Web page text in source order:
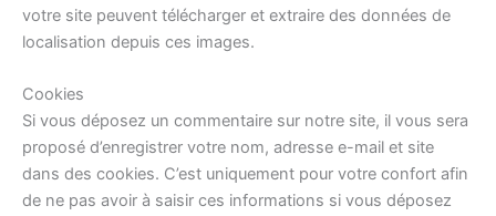
votre site peuvent télécharger et extraire des données de
localisation depuis ces images.
Cookies
Si vous déposez un commentaire sur notre site, il vous sera
proposé d’enregistrer votre nom, adresse e-mail et site
dans des cookies. C’est uniquement pour votre confort afin
de ne pas avoir à saisir ces informations si vous déposez